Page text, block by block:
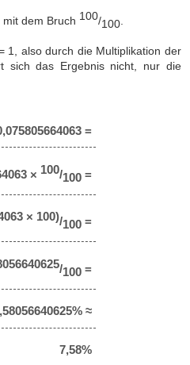
dem Bruch 100/100
1, also durch die Multiplikation der
sich das Ergebnis nicht, nur die
=
× 100/100 =
× 100)/100 =
/100 =
≈
7,58%